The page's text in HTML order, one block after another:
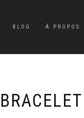
BLOG À PROPOS